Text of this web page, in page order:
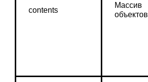
contents
Массив
объектов